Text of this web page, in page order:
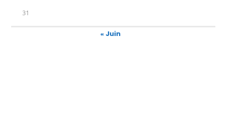
31
« Juin